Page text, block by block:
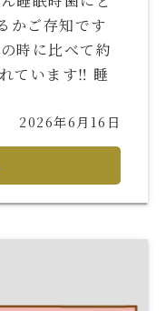
かご存知です
時に比べて約
ています‼️ 睡
2026年6月16日